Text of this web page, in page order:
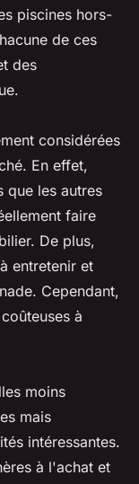
piscines hors-
de ces
des
considérées
En effet,
que les autres
faire
De plus,
entretenir et
Cependant,
à
moins
mais
intéressantes.
à l'achat et